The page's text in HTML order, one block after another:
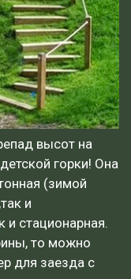
высот на
горки! Она
(зимой
и
и стационарная.
то можно
для заезда с